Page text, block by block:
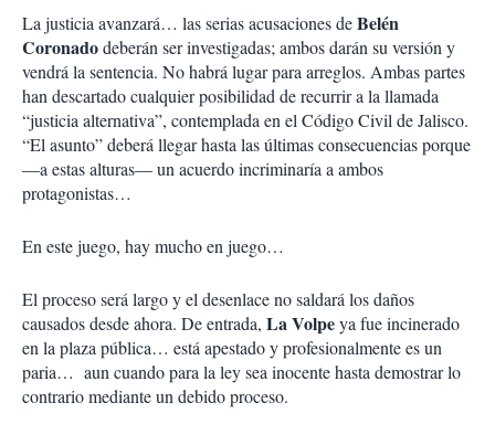
La justicia avanzará… las serias acusaciones deBelén
Coronadodeberán ser investigadas; ambos darán su versión y
vendrá la sentencia. No habrá lugar para arreglos. Ambas partes
han descartado cualquier posibilidad de recurrir a la llamada
“justicia alternativa”, contemplada en el Código Civil de Jalisco.
“El asunto” deberá llegar hasta las últimas consecuencias porque
—a estas alturas— un acuerdo incriminaría a ambos
protagonistas…
En este juego, hay mucho en juego…
El proceso será largo y el desenlace no saldará los daños
causados desde ahora. De entrada, La Volpeya fue incinerado
en la plaza pública… está apestado y profesionalmente es un
paria… aun cuando para la ley sea inocente hasta demostrar lo
contrario mediante un debido proceso.